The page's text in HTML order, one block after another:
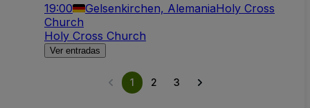
19:00 Gelsenkirchen, AlemaniaHoly Cross
Church
Holy Cross Church
Ver entradas
1 2 3